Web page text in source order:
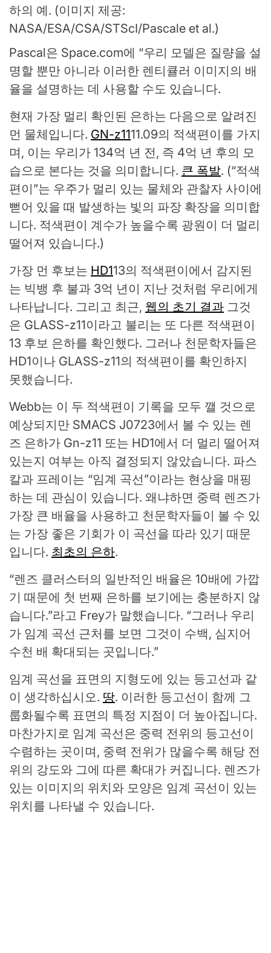
하의 예. (이미지 제공:
NASA/ESA/CSA/STScI/Pascale et al.)
Pascal은 Space.com에 “우리 모델은 질량을 설
명할 뿐만 아니라 이러한 렌티큘러 이미지의 배
율을 설명하는 데 사용할 수도 있습니다.
현재 가장 멀리 확인된 은하는 다음으로 알려진
먼 물체입니다. GN-z1111.09의 적색편이를 가지
며, 이는 우리가 134억 년 전, 즉 4억 년 후의 모
습으로 본다는 것을 의미합니다. 큰 폭발. (“적색
편이”는 우주가 멀리 있는 물체와 관찰자 사이에
뻗어 있을 때 발생하는 빛의 파장 확장을 의미합
니다. 적색편이 계수가 높을수록 광원이 더 멀리
떨어져 있습니다.)
가장 먼 후보는 HD113의 적색편이에서 감지된
는 빅뱅 후 불과 3억 년이 지난 것처럼 우리에게
나타납니다. 그리고 최근, 웹의 초기 결과 그것
은 GLASS-z11이라고 불리는 또 다른 적색편이
13 후보 은하를 확인했다. 그러나 천문학자들은
HD1이나 GLASS-z11의 적색편이를 확인하지
못했습니다.
Webb는 이 두 적색편이 기록을 모두 깰 것으로
예상되지만 SMACS J0723에서 볼 수 있는 렌
즈 은하가 Gn-z11 또는 HD1에서 더 멀리 떨어져
있는지 여부는 아직 결정되지 않았습니다. 파스
칼과 프레이는 “임계 곡선”이라는 현상을 매핑
하는 데 관심이 있습니다. 왜냐하면 중력 렌즈가
가장 큰 배율을 사용하고 천문학자들이 볼 수 있
는 가장 좋은 기회가 이 곡선을 따라 있기 때문
입니다. 최초의 은하.
“렌즈 클러스터의 일반적인 배율은 10배에 가깝
기 때문에 첫 번째 은하를 보기에는 충분하지 않
습니다.”라고 Frey가 말했습니다. “그러나 우리
가 임계 곡선 근처를 보면 그것이 수백, 심지어
수천 배 확대되는 곳입니다.”
임계 곡선을 표면의 지형도에 있는 등고선과 같
이 생각하십시오. 땅. 이러한 등고선이 함께 그
룹화될수록 표면의 특정 지점이 더 높아집니다.
마찬가지로 임계 곡선은 중력 전위의 등고선이
수렴하는 곳이며, 중력 전위가 많을수록 해당 전
위의 강도와 그에 따른 확대가 커집니다. 렌즈가
있는 이미지의 위치와 모양은 임계 곡선이 있는
위치를 나타낼 수 있습니다.